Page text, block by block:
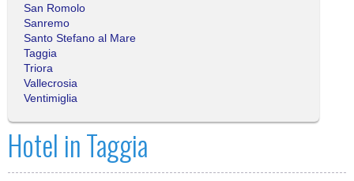
San Romolo
Sanremo
Santo Stefano al Mare
Taggia
Triora
Vallecrosia
Ventimiglia
Hotel in Taggia